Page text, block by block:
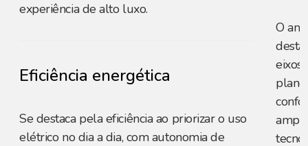
experiência de alto luxo.
Eficiência energética
Se destaca pela eficiência ao priorizar o uso
elétrico no dia a dia, com autonomia de
O
eixos